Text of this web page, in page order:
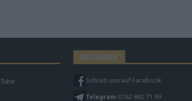
MESSENGER
Schreib uns auf Facebook
Telegram:0162 862 71 99